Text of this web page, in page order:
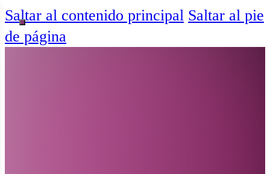
Saltar al contenido principal Saltar al pie
de página